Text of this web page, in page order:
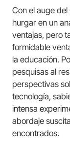
Con el auge
hurgar en un
ventajas, pero
formidable
la educación.
pesquisas al
perspectivas
tecnología,
intensa
abordaje
encontrados.